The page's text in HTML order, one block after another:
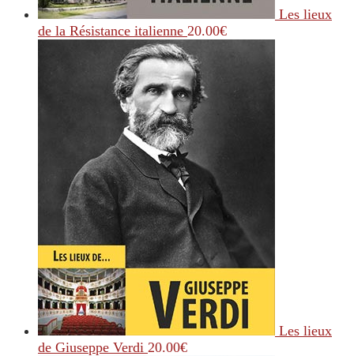
Les lieux
de la Résistance italienne 20.00€
Les lieux
de Giuseppe Verdi 20.00€